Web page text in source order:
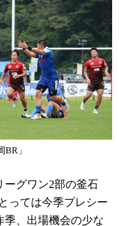
」
グワン2部の釜石
っては今季プレシー
季、出場機会の少な